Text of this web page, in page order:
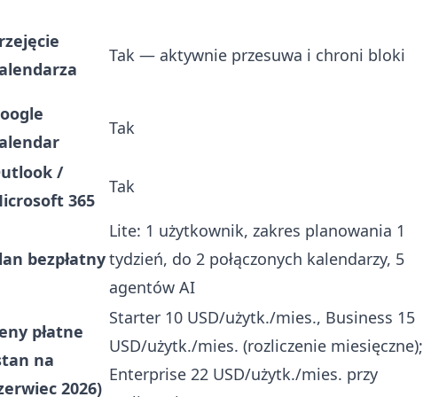
Tak — aktywnie przesuwa i chroni bloki
Tak
/
365
Tak
bezpłatny
Lite: 1 użytkownik, zakres planowania 1
tydzień, do 2 połączonych kalendarzy, 5
agentów AI
płatne
na
2026)
Starter 10 USD/użytk./mies., Business 15
USD/użytk./mies. (rozliczenie miesięczne);
Enterprise 22 USD/użytk./mies. przy